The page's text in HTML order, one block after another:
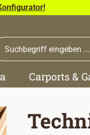
Carports &